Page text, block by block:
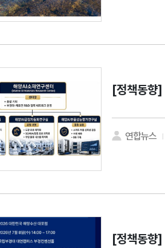
[정책동향]
연합뉴스
[정책동향]